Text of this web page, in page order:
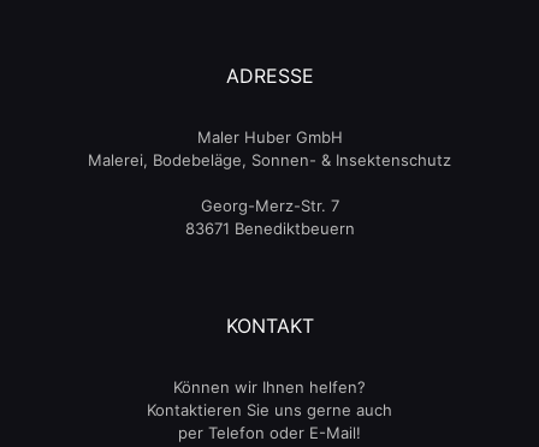
ADRESSE
Maler Huber GmbH
Malerei, Bodebeläge, Sonnen- & Insektenschutz
Georg-Merz-Str. 7
83671 Benediktbeuern
KONTAKT
Können wir Ihnen helfen?
Kontaktieren Sie uns gerne auch
per Telefon oder E-Mail!